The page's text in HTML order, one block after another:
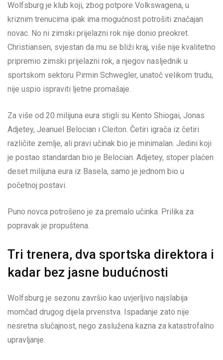
Wolfsburg je klub koji, zbog potpore Volkswagena, u
kriznim trenucima ipak ima mogućnost potrošiti značajan
novac. No ni zimski prijelazni rok nije donio preokret.
Christiansen, svjestan da mu se bliži kraj, više nije kvalitetno
pripremio zimski prijelazni rok, a njegov nasljednik u
sportskom sektoru Pirmin Schwegler, unatoč velikom trudu,
nije uspio ispraviti ljetne promašaje.
Za više od 20 milijuna eura stigli su Kento Shiogai, Jonas
Adjetey, Jeanuel Belocian i Cleiton. Četiri igrača iz četiri
različite zemlje, ali pravi učinak bio je minimalan. Jedini koji
je postao standardan bio je Belocian. Adjetey, stoper plaćen
deset milijuna eura iz Basela, samo je jednom bio u
početnoj postavi.
Puno novca potrošeno je za premalo učinka. Prilika za
popravak je propuštena.
Tri trenera, dva sportska direktora i
kadar bez jasne budućnosti
Wolfsburg je sezonu završio kao uvjerljivo najslabija
momčad drugog dijela prvenstva. Ispadanje zato nije
nesretna slučajnost, nego zaslužena kazna za katastrofalno
upravljanje.